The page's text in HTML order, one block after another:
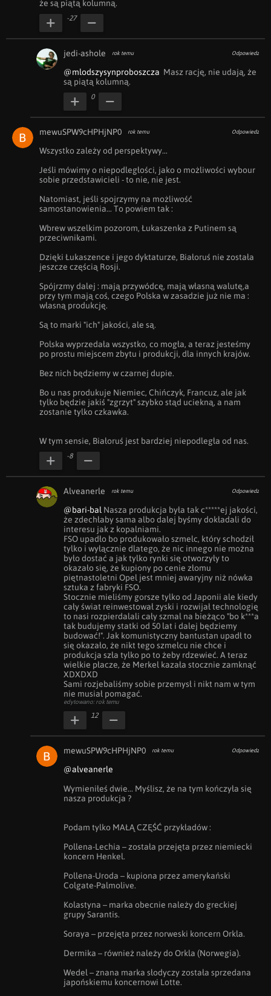
że są piątą kolumną.
-27
jedi-ashole rok temu Odpowiedz
@mlodszysynproboszcza
  Masz rację, nie udają, że
są piątą kolumną.
0
mewuSPW9cHPHjNP0 rok temu Odpowiedz
Wszystko zależy od perspektywy...
Jeśli mówimy o niepodległości, jako o możliwości wybour
sobie przedstawicieli - to nie, nie jest.
Natomiast, jeśli spojrzymy na możliwość
samostanowienia... To powiem tak :
Wbrew wszelkim pozorom, Łukaszenka z Putinem są
przeciwnikami.
Dzięki Łukaszence i jego dyktaturze, Białoruś nie została
jeszcze częścią Rosji.
Spójrzmy dalej : mają przywódcę, mają własną walutę,a
przy tym mają coś, czego Polska w zasadzie już nie ma :
własną produkcję.
Są to marki "ich" jakości, ale są.
Polska wyprzedała wszystko, co mogła, a teraz jesteśmy
po prostu miejscem zbytu i produkcji, dla innych krajów.
Bez nich będziemy w czarnej dupie.
Bo u nas produkuje Niemiec, Chińczyk, Francuz, ale jak
tylko będzie jakiś "zgrzyt" szybko stąd uciekną, a nam
zostanie tylko czkawka.
W tym sensie, Białoruś jest bardziej niepodległa od nas.
-8
Alveanerle rok temu Odpowiedz
@bari-bal Nasza produkcja była tak c*****ej jakości,
że zdechłaby sama albo dalej byśmy dokładali do
interesu jak z kopalniami.
FSO upadło bo produkowało szmelc, który schodził
tylko i wyłącznie dlatego, że nic innego nie można
było dostać a jak tylko rynki się otworzyły to
okazało się, że kupiony po cenie złomu
piętnastoletni Opel jest mniej awaryjny niż nówka
sztuka z fabryki FSO.
Stocznie mieliśmy gorsze tylko od Japonii ale kiedy
cały świat reinwestował zyski i rozwijał technologię
to nasi rozpierdalali cały szmal na bieżąco "bo k***a
tak budujemy statki od 50 lat i dalej będziemy
budować!". Jak komunistyczny bantustan upadł to
się okazało, że nikt tego szmelcu nie chce i
produkcja szła tylko po to żeby rdzewieć. A teraz
wielkie płacze, że Merkel kazała stocznie zamknąć
XDXDXD
Sami rozjebaliśmy sobie przemysł i nikt nam w tym
nie musiał pomagać.
edytowano: rok temu
12
mewuSPW9cHPHjNP0 rok temu Odpowiedz
@alveanerle
Wymieniłeś dwie... Myślisz, że na tym kończyła się
nasza produkcja ?
Podam tylko MAŁĄ CZĘŚĆ przykładów :
Pollena-Lechia – została przejęta przez niemiecki
koncern Henkel.
Pollena-Uroda – kupiona przez amerykański
Colgate-Palmolive.
Kolastyna – marka obecnie należy do greckiej
grupy Sarantis.
Soraya – przejęta przez norweski koncern Orkla.
Dermika – również należy do Orkla (Norwegia).
Wedel – znana marka słodyczy została sprzedana
japońskiemu koncernowi Lotte.